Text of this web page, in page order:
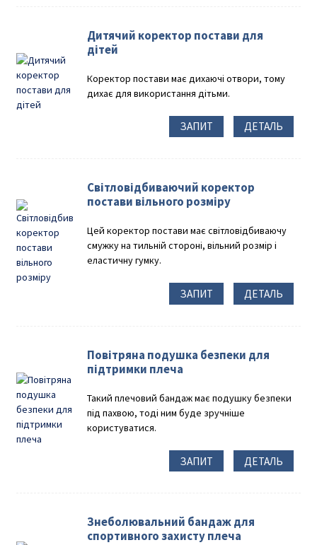
Дитячий коректор постави для
дітей
Коректор постави має дихаючі отвори, тому
дихає для використання дітьми.
ЗАПИТ ДЕТАЛЬ
Світловідбиваючий коректор
постави вільного розміру
Цей коректор постави має світловідбиваючу
смужку на тильній стороні, вільний розмір і
еластичну гумку.
ЗАПИТ ДЕТАЛЬ
Повітряна подушка безпеки для
підтримки плеча
Такий плечовий бандаж має подушку безпеки
під пахвою, тоді ним буде зручніше
користуватися.
ЗАПИТ ДЕТАЛЬ
Знеболювальний бандаж для
спортивного захисту плеча